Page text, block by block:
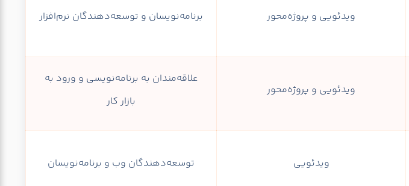
ویدئویی و پروژه‌محور برنامه‌نویسان و توسعه‌دهندگان نرم‌افزار
ویدئویی و پروژه‌محور
علاقه‌مندان به برنامه‌نویسی و ورود به
بازار کار
ویدئویی توسعه‌دهندگان وب و برنامه‌نویسان